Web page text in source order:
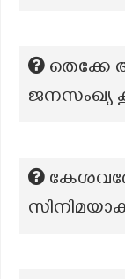
തെക്കേ
ജനസംഖ്യ